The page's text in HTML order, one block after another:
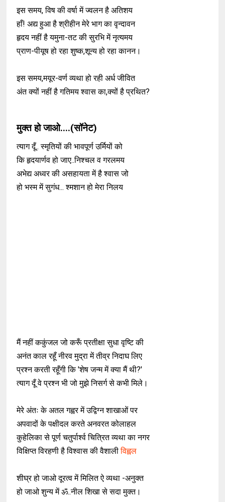
इस समय, विष की वर्षा में ज्वलन है अतिशय
हाँ! अद्य हुआ है श्रीहीन मेरे भाग का वृन्दावन
हृदय नहीं है यमुना-तट की सुरभि में नृत्यमय
प्राण-पीयूष हो रहा शुष्क,शून्य हो रहा कानन।
इस समय,मयूर-वर्ण व्यथा हो रही अर्ध जीवित
अंत क्यों नहीं है गतिमय श्वास का,क्यों है प्रथित?
मुक्त हो जाओ....(सॉनेट)
त्याग दूँ.. स्मृतियों की भावपूर्ण उर्मियों को
कि हृदयार्णव हो जाए..निश्चल व गरलमय
अभेद्य अध्वर की असहायता में है श्वास जो
हो भस्म में सुगंध... श्मशान हो मेरा निलय
मैं नहीं ककुंजल जो करूँ प्रतीक्षा सुधा वृष्टि की
अनंत काल रहूँ नीरव मुद्रा में तीव्र निदाघ लिए
प्रश्न करती रहूँगी कि 'शेष जन्म में क्या मैं थी?'
त्याग दूँ वे प्रश्न भी जो मुझे निसर्ग से कभी मिले।
मेरे अंतः के अतल गह्वर में उद्विग्न शाखाओं पर
अपवादों के पक्षीदल करते अनवरत कोलाहल
कुहेलिका से पूर्ण चतुर्पार्श्व चित्रित व्यथा का नगर
विक्षिप्त विरहणी है विश्वास की वैशालीविह्वल
शीघ्र हो जाओ दूरत्व में मिलित ऐ व्यथा -अनुक्त
हो जाओ शुन्य में ॐ..नील शिखा से सदा मुक्त।